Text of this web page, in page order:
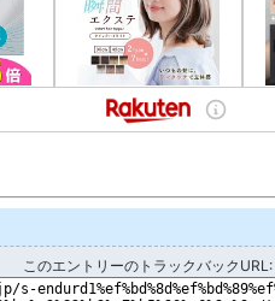
このエントリーのトラックバックURL: